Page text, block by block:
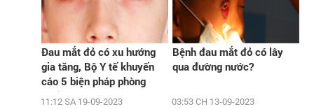
Đau mắt đỏ có xu hướng
gia tăng, Bộ Y tế khuyến
cáo 5 biện pháp phòng
chống
11:12 SA 19-09-2023
Bệnh đau mắt đỏ có lây
qua đường nước?
03:53 CH 13-09-2023